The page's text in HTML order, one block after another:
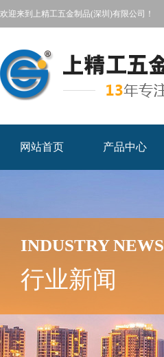
欢迎来到上精工五金制品(深圳)有限公司！
网站首页 产品中心
INDUSTRY NEWS
行业新闻